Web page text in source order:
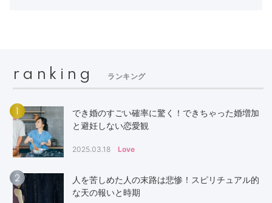
ranking ランキング
でき婚のすごい確率に驚く！できちゃった婚増加
と避妊しない恋愛観
2025.03.18 Love
2
人を苦しめた人の末路は悲惨！スピリチュアル的
な天の報いと時期